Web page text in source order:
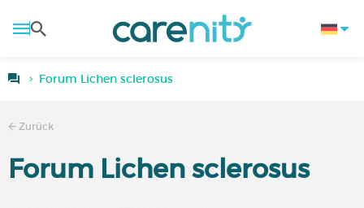
Forum Lichen sclerosus
Zurück
Forum Lichen sclerosus